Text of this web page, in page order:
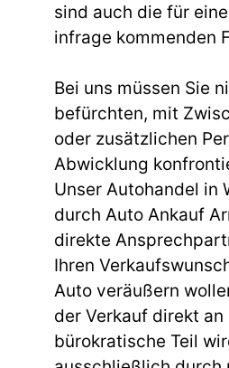
sind auch die für
infrage kommenden
Bei uns müssen Sie
befürchten, mit
oder zusätzlichen
Abwicklung
Unser Autohandel in
durch Auto Ankauf
direkte
Ihren
Auto veräußern
der Verkauf direkt an
bürokratische Teil